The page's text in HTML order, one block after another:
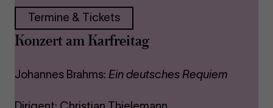
Termine & Tickets
Konzert am Karfreitag
Johannes Brahms: Ein deutsches Requiem